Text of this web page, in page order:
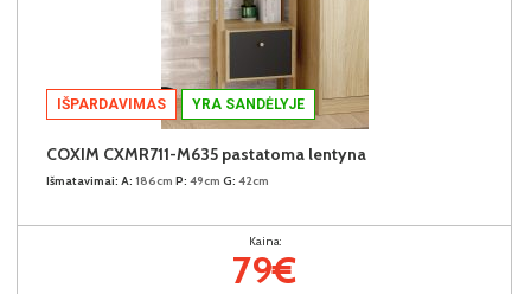
IŠPARDAVIMAS YRA SANDĖLYJE
COXIM CXMR711-M635 pastatoma lentyna
Išmatavimai: A: 186cm P: 49cm G: 42cm
Kaina:
79€